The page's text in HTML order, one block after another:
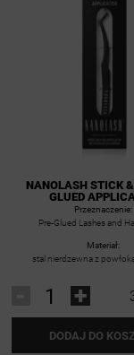
NANOLASH STICK
GLUED
Przeznaczenie:
Pre-Glued Lashes and
Materiał:
stal nierdzewna z
+
DODAJ DO